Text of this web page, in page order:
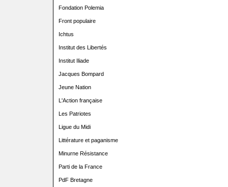
Fondation Polemia
Front populaire
Ichtus
Institut des Libertés
Institut Iliade
Jacques Bompard
Jeune Nation
L'Action française
Les Patriotes
Ligue du Midi
Littérature et paganisme
Minurne Résistance
Parti de la France
PdF Bretagne